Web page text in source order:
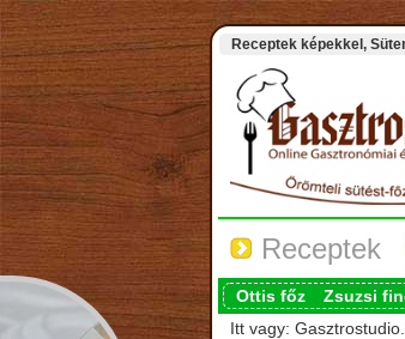
Receptek képekkel,
Receptek
Ottis főz Zsuzsi
Itt vagy: